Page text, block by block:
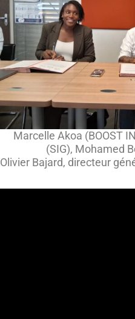
Marcelle Akoa (BOOST
(SIG), Mohamed
Olivier Bajard, directeur